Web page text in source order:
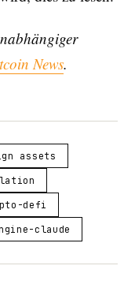
News.
assets
defi
claude